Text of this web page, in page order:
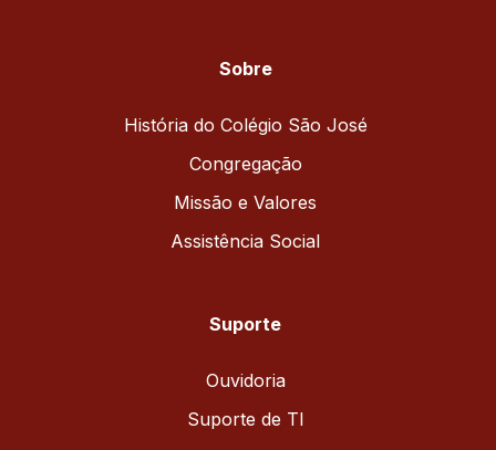
Sobre
História do Colégio São José
Congregação
Missão e Valores
Assistência Social
Suporte
Ouvidoria
Suporte de TI